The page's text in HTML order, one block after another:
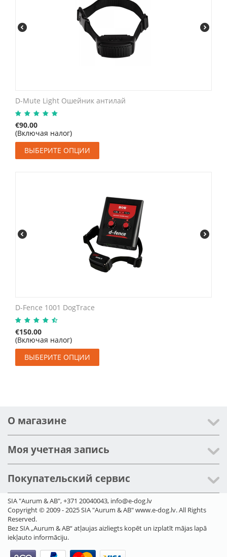
D-Mute Light Ошейник антилай
€90.00
(Включая налог)
ВЫБЕРИТЕ ОПЦИИ
D-Fence 1001 DogTrace
€150.00
(Включая налог)
ВЫБЕРИТЕ ОПЦИИ
О магазине
Моя учетная запись
Покупательский сервис
SIA "Aurum & AB", +371 20040043, info@e-dog.lv
Copyright © 2009 - 2025 SIA "Aurum & AB" www.e-dog.lv. All Rights
Reserved.
Bez SIA „Aurum & AB“ atļaujas aizliegts kopēt un izplatīt mājas lapā
iekļauto informāciju.